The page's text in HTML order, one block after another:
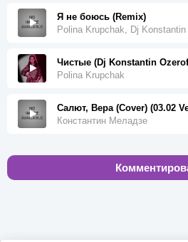
Я не боюсь (Remix)
Polina Krupchak, Dj
Чистые (Dj Konstantin
Polina Krupchak
Салют, Вера (Cover) (03.02
Константин Меладзе